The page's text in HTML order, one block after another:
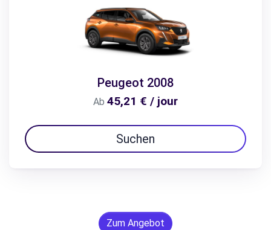
Peugeot 2008
Ab 45,21 € / jour
Suchen
Zum Angebot